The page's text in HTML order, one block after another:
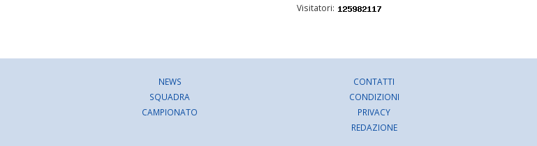
Visitatori:
NEWS
SQUADRA
CAMPIONATO
CONTATTI
CONDIZIONI
PRIVACY
REDAZIONE